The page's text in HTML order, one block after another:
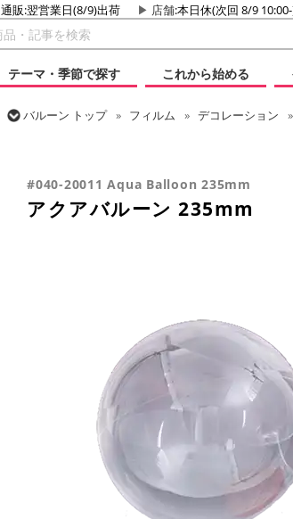
通販:翌営業日(8/9)出荷 店舗:本日休(次回 8/9
テーマ・季節で探す
これから始める
バルーン トップ フィルム デコレーション
#040-20011 Aqua Balloon 235mm
アクアバルーン 235mm